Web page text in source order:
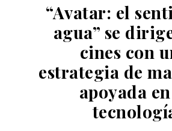
“Avatar: el
agua” se
cines con
estrategia de
apoyada